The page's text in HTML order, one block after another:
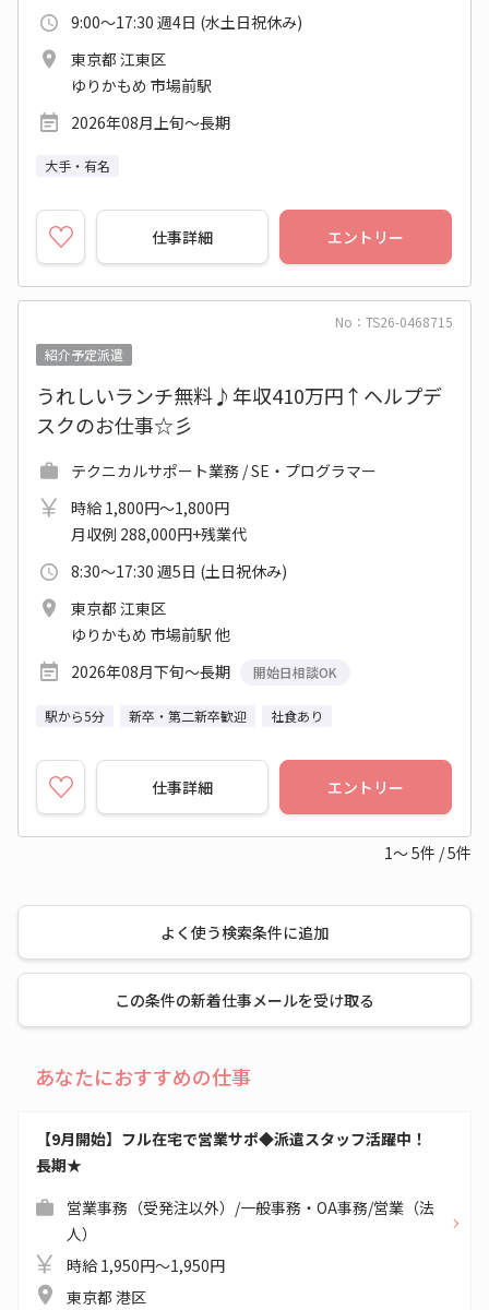
9:00～17:30 週4日 (水土日祝休み)
東京都 江東区
ゆりかもめ 市場前駅
2026年08月上旬～長期
大手・有名
仕事詳細 エントリー
No：TS26-0468715
紹介予定派遣
うれしいランチ無料♪年収410万円↑ヘルプデ
スクのお仕事☆彡
テクニカルサポート業務 / SE・プログラマー
時給 1,800円～1,800円
月収例 288,000円+残業代
8:30～17:30 週5日 (土日祝休み)
東京都 江東区
ゆりかもめ 市場前駅 他
2026年08月下旬～長期
開始日相談OK
駅から5分 新卒・第二新卒歓迎 社食あり
仕事詳細 エントリー
1～5件 /5件
よく使う検索条件に追加
この条件の新着仕事メールを受け取る
あなたにおすすめの仕事
【9月開始】フル在宅で営業サポ◆派遣スタッフ活躍中！
長期★
営業事務（受発注以外）/一般事務・OA事務/営業（法
人）
時給 1,950円～1,950円
東京都 港区